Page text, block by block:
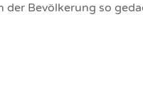
der Bevölkerung so